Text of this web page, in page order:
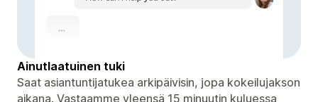
Ainutlaatuinen tuki
Saat asiantuntijatukea arkipäivisin, jopa kokeilujakson
aikana. Vastaamme yleensä 15 minuutin kuluessa